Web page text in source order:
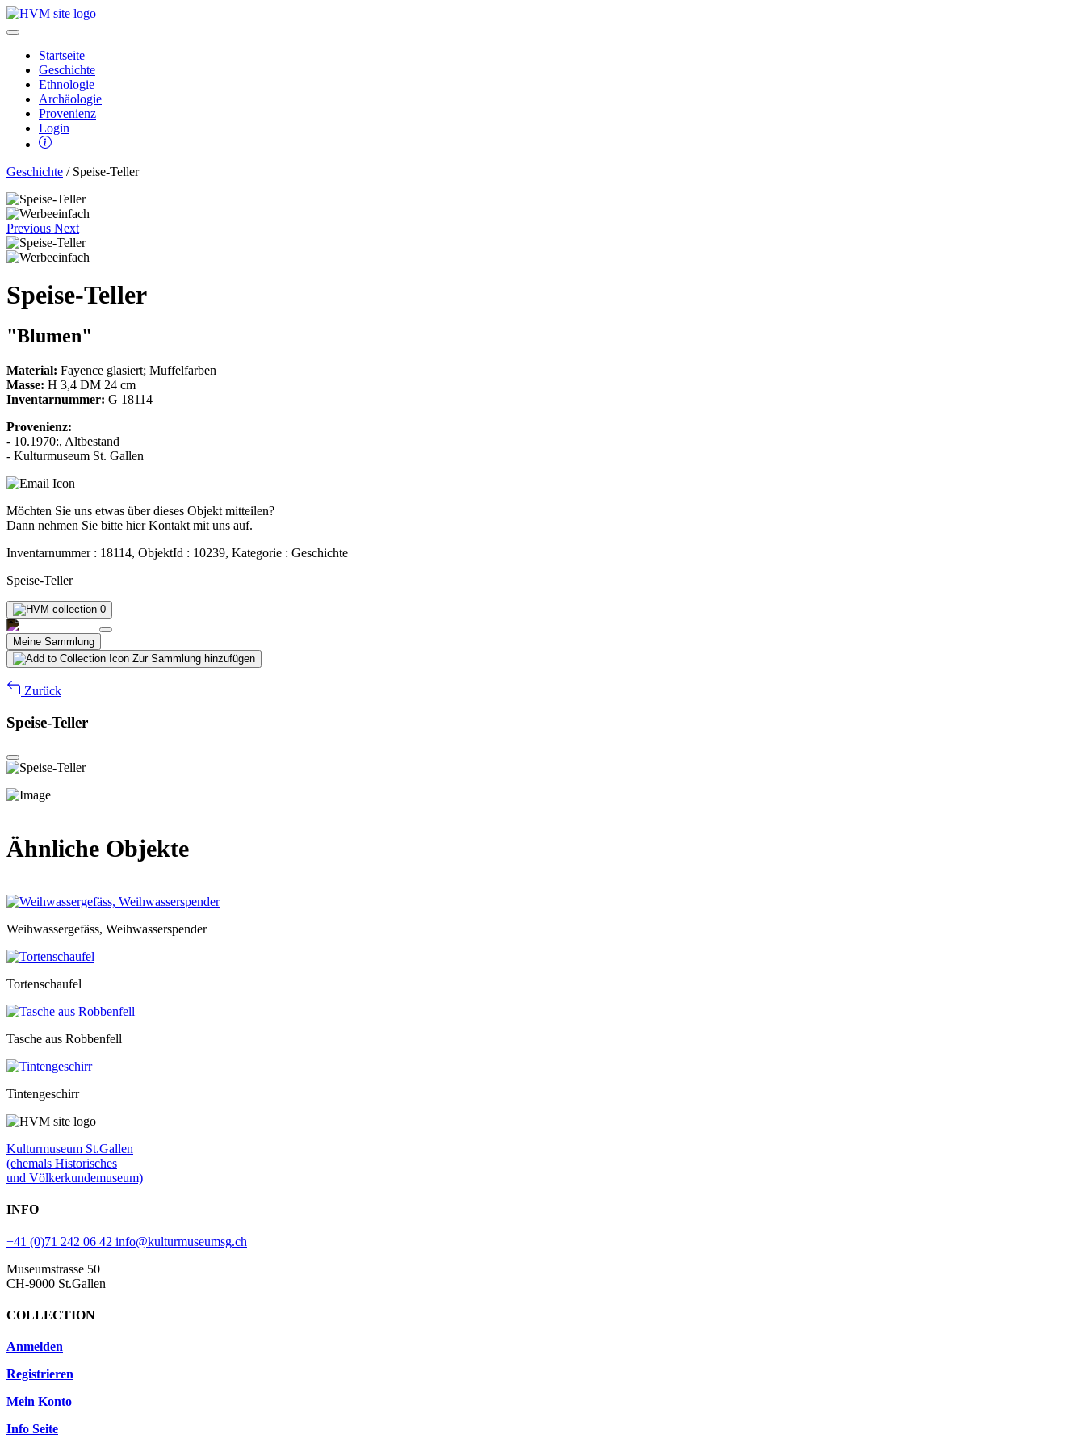
Startseite
Geschichte
Ethnologie
Archäologie
Provenienz
Login
Geschichte / Speise-Teller
Previous Next
Speise-Teller
"Blumen"
Material: Fayence glasiert; Muffelfarben
Masse: H 3,4 DM 24 cm
Inventarnummer: G 18114
Provenienz:
- 10.1970:, Altbestand
- Kulturmuseum St. Gallen
Möchten Sie uns etwas über dieses Objekt mitteilen?
Dann nehmen Sie bitte hier Kontakt mit uns auf.
Inventarnummer : 18114, ObjektId : 10239, Kategorie : Geschichte
Speise-Teller
0
Meine Sammlung
Zur Sammlung hinzufügen
Zurück
Speise-Teller
Ähnliche Objekte
Weihwassergefäss, Weihwasserspender
Tortenschaufel
Tasche aus Robbenfell
Tintengeschirr
Kulturmuseum St.Gallen
(ehemals Historisches
und Völkerkundemuseum)
INFO
+41 (0)71 242 06 42 info@kulturmuseumsg.ch
Museumstrasse 50
CH-9000 St.Gallen
COLLECTION
Anmelden
Registrieren
Mein Konto
Info Seite